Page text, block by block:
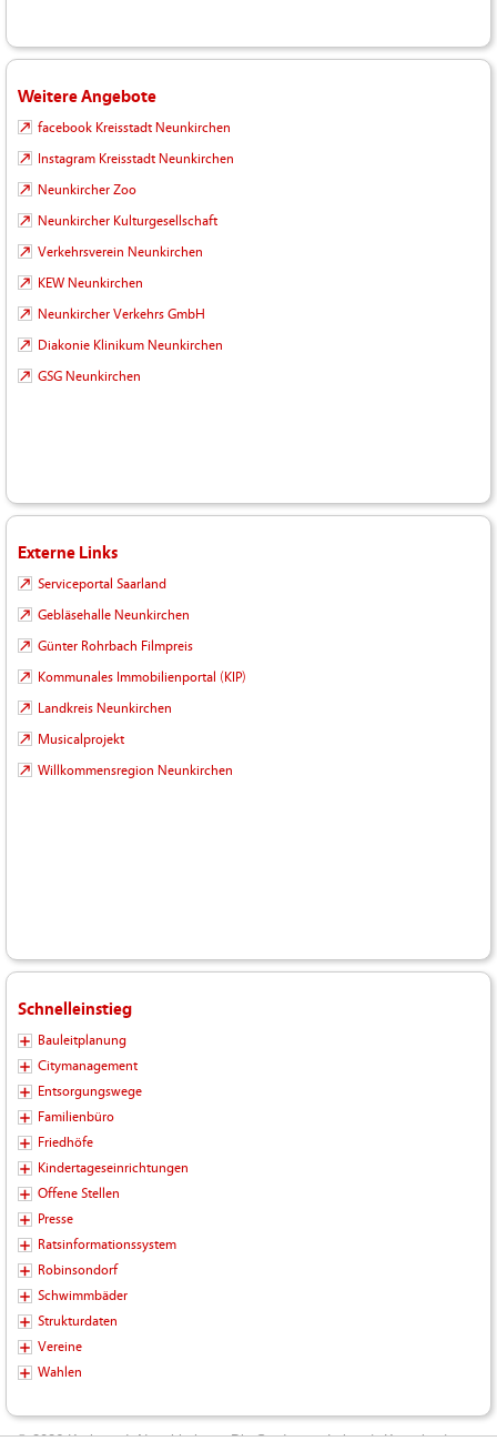
Weitere Angebote
facebook Kreisstadt Neunkirchen
Instagram Kreisstadt Neunkirchen
Neunkircher Zoo
Neunkircher Kulturgesellschaft
Verkehrsverein Neunkirchen
KEW Neunkirchen
Neunkircher Verkehrs GmbH
Diakonie Klinikum Neunkirchen
GSG Neunkirchen
Externe Links
Serviceportal Saarland
Gebläsehalle Neunkirchen
Günter Rohrbach Filmpreis
Kommunales Immobilienportal (KIP)
Landkreis Neunkirchen
Musicalprojekt
Willkommensregion Neunkirchen
Schnelleinstieg
Bauleitplanung
Citymanagement
Entsorgungswege
Familienbüro
Friedhöfe
Kindertageseinrichtungen
Offene Stellen
Presse
Ratsinformationssystem
Robinsondorf
Schwimmbäder
Strukturdaten
Vereine
Wahlen